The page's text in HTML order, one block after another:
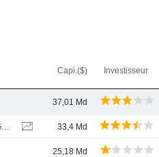
Capi.($) Investisseur
37,01 Md
COSCO SHIPPING HOLDINGS CO., LTD. 33,4 Md
25,18 Md